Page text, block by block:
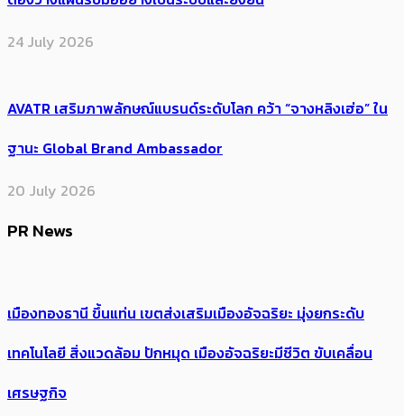
24 July 2026
AVATR เสริมภาพลักษณ์แบรนด์ระดับโลก คว้า “จางหลิงเฮ่อ” ใน
ฐานะ Global Brand Ambassador
20 July 2026
PR News
เมืองทองธานี ขึ้นแท่น เขตส่งเสริมเมืองอัจฉริยะ มุ่งยกระดับ
เทคโนโลยี สิ่งแวดล้อม ปักหมุด เมืองอัจฉริยะมีชีวิต ขับเคลื่อน
เศรษฐกิจ